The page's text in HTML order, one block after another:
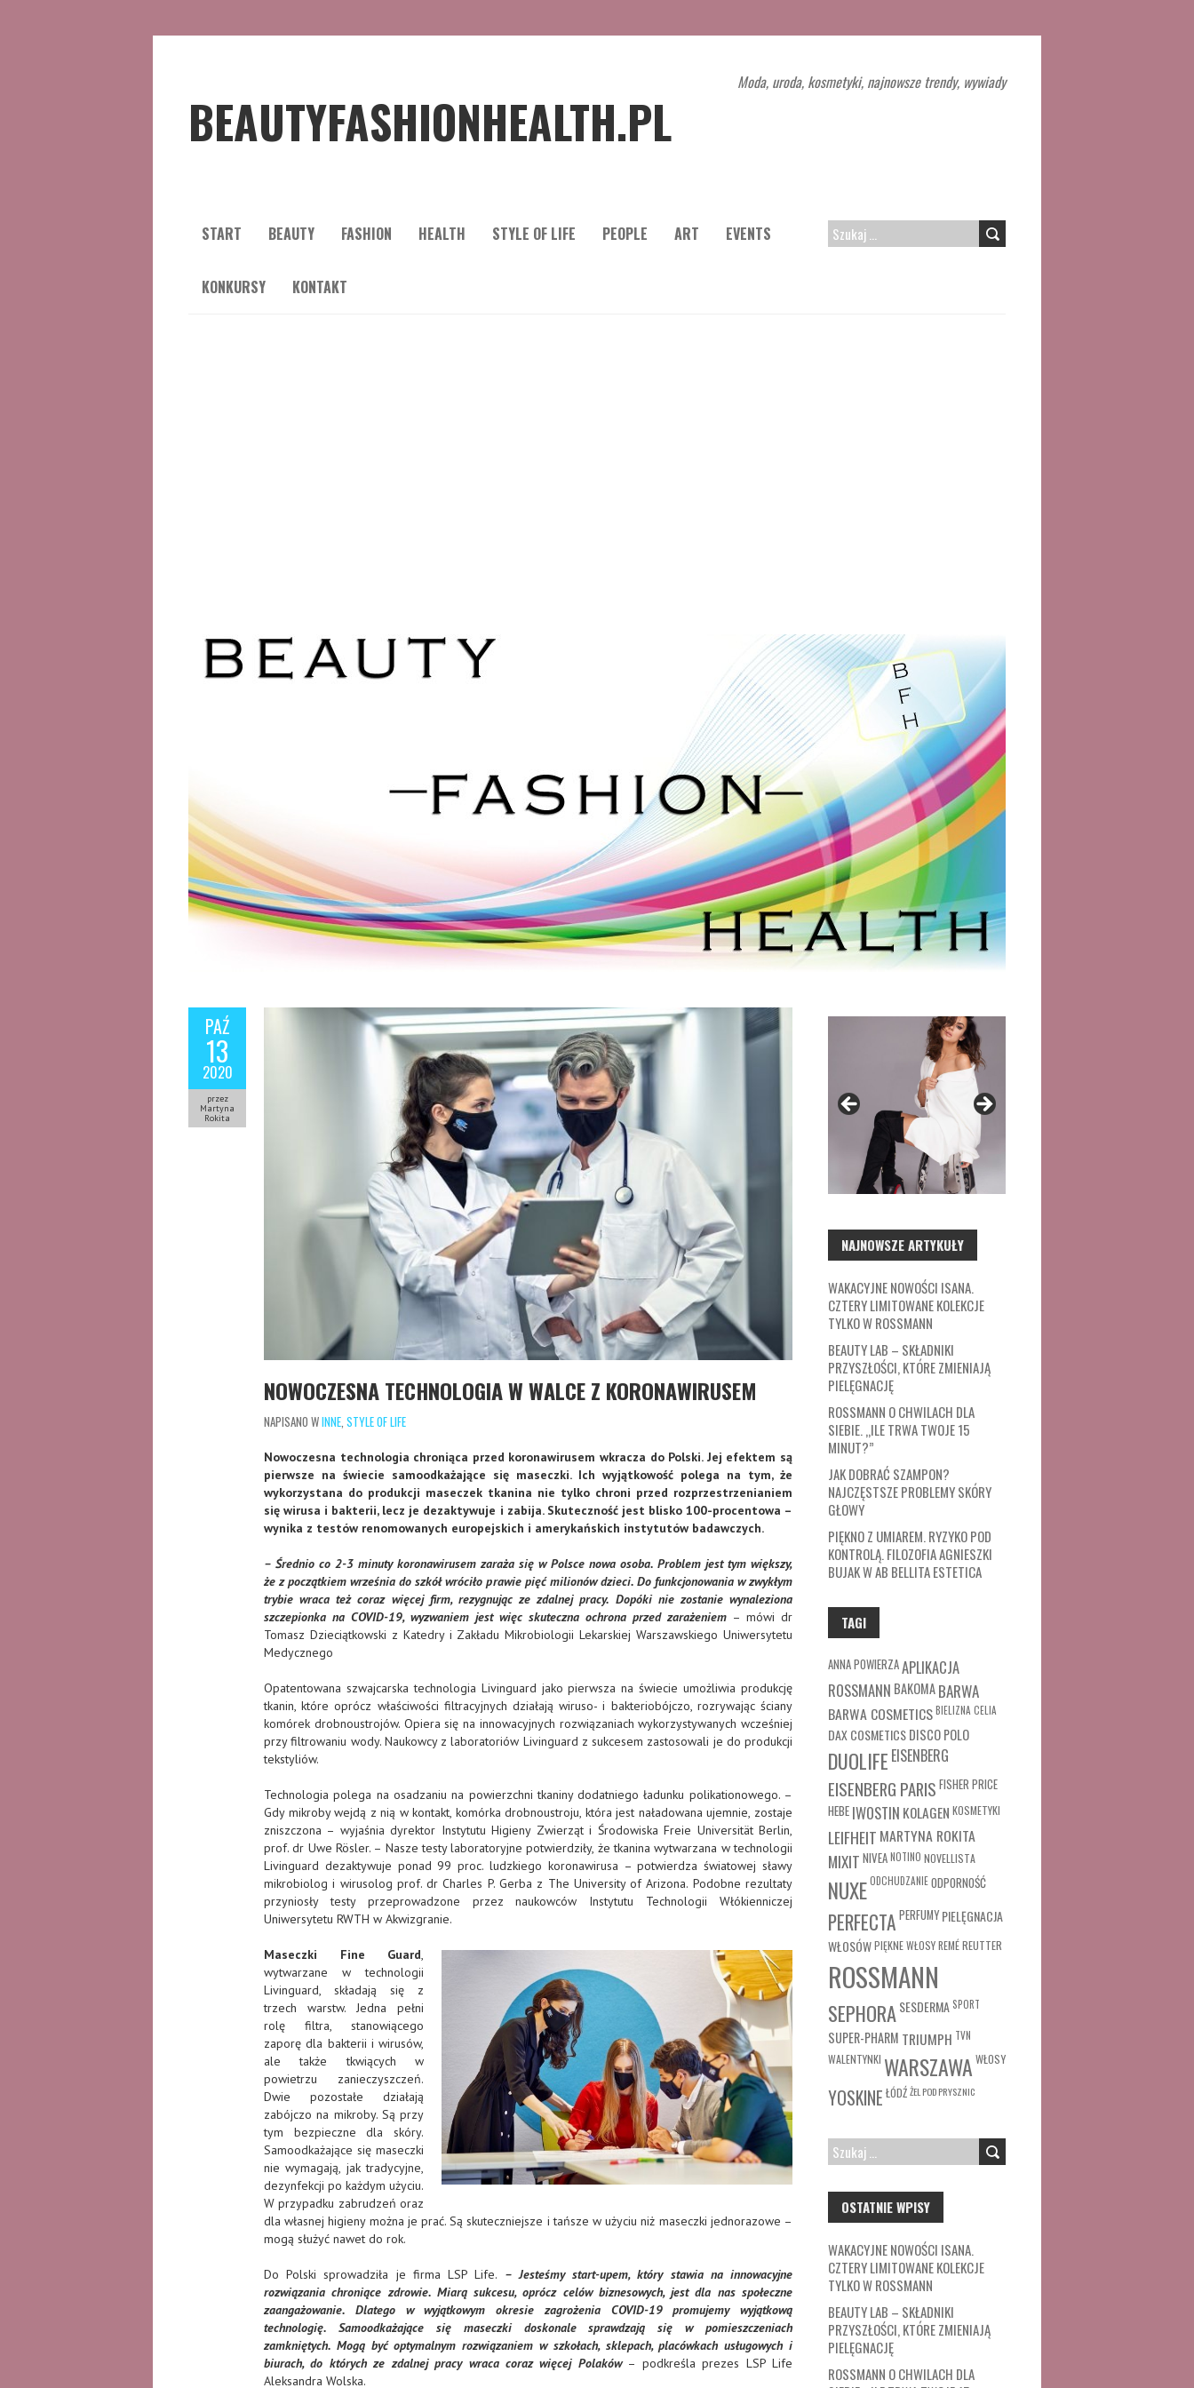
BEAUTYFASHIONHEALTH.PL
Moda, uroda, kosmetyki, najnowsze trendy, wywiady
START BEAUTY FASHION HEALTH STYLE OF LIFE PEOPLE ART EVENTS
KONKURSY KONTAKT
SZUKAJ:
PAŹ
13
2020
przez
Martyna
Rokita
NOWOCZESNA TECHNOLOGIA W WALCE Z KORONAWIRUSEM
NAPISANO WINNE STYLE OF LIFE
Nowoczesna technologia chroniąca przed koronawirusem wkracza do Polski. Jej efektem są
pierwsze na świecie samoodkażające się maseczki. Ich wyjątkowość polega na tym, że
wykorzystana do produkcji maseczek tkanina nie tylko chroni przed rozprzestrzenianiem
się wirusa i bakterii, lecz je dezaktywuje i zabija. Skuteczność jest blisko 100-procentowa –
wynika z testów renomowanych europejskich i amerykańskich instytutów badawczych.
– Średnio co 2-3 minuty koronawirusem zaraża się w Polsce nowa osoba. Problem jest tym większy,
że z początkiem września do szkół wróciło prawie pięć milionów dzieci. Do funkcjonowania w zwykłym
trybie wraca też coraz więcej firm, rezygnując ze zdalnej pracy. Dopóki nie zostanie wynaleziona
szczepionka na COVID-19, wyzwaniem jest więc skuteczna ochrona przed zarażeniem – mówi dr
Tomasz Dzieciątkowski z Katedry i Zakładu Mikrobiologii Lekarskiej Warszawskiego Uniwersytetu
Medycznego
Opatentowana szwajcarska technologia Livinguard jako pierwsza na świecie umożliwia produkcję
tkanin, które oprócz właściwości filtracyjnych działają wiruso- i bakteriobójczo, rozrywając ściany
komórek drobnoustrojów. Opiera się na innowacyjnych rozwiązaniach wykorzystywanych wcześniej
przy filtrowaniu wody. Naukowcy z laboratoriów Livinguard z sukcesem zastosowali je do produkcji
tekstyliów.
Technologia polega na osadzaniu na powierzchni tkaniny dodatniego ładunku polikationowego. –
Gdy mikroby wejdą z nią w kontakt, komórka drobnoustroju, która jest naładowana ujemnie, zostaje
zniszczona – wyjaśnia dyrektor Instytutu Higieny Zwierząt i Środowiska Freie Universität Berlin,
prof. dr Uwe Rösler. – Nasze testy laboratoryjne potwierdziły, że tkanina wytwarzana w technologii
Livinguard dezaktywuje ponad 99 proc. ludzkiego koronawirusa – potwierdza światowej sławy
mikrobiolog i wirusolog prof. dr Charles P. Gerba z The University of Arizona. Podobne rezultaty
przyniosły testy przeprowadzone przez naukowców Instytutu Technologii Włókienniczej
Uniwersytetu RWTH w Akwizgranie.
Maseczki Fine Guard,
wytwarzane w technologii
Livinguard, składają się z
trzech warstw. Jedna pełni
rolę filtra, stanowiącego
zaporę dla bakterii i wirusów,
ale także tkwiących w
powietrzu zanieczyszczeń.
Dwie pozostałe działają
zabójczo na mikroby. Są przy
tym bezpieczne dla skóry.
Samoodkażające się maseczki
nie wymagają, jak tradycyjne,
dezynfekcji po każdym użyciu.
W przypadku zabrudzeń oraz
dla własnej higieny można je prać. Są skuteczniejsze i tańsze w użyciu niż maseczki jednorazowe –
mogą służyć nawet do rok.
Do Polski sprowadziła je firma LSP Life. – Jesteśmy start-upem, który stawia na innowacyjne
rozwiązania chroniące zdrowie. Miarą sukcesu, oprócz celów biznesowych, jest dla nas społeczne
zaangażowanie. Dlatego w wyjątkowym okresie zagrożenia COVID-19 promujemy wyjątkową
technologię. Samoodkażające się maseczki doskonale sprawdzają się w pomieszczeniach
zamkniętych. Mogą być optymalnym rozwiązaniem w szkołach, sklepach, placówkach usługowych i
biurach, do których ze zdalnej pracy wraca coraz więcej Polaków– podkreśla prezes LSP Life
Aleksandra Wolska.
NAJNOWSZE ARTYKUŁY
WAKACYJNE NOWOŚCI ISANA.
CZTERY LIMITOWANE KOLEKCJE
TYLKO W ROSSMANN
BEAUTY LAB – SKŁADNIKI
PRZYSZŁOŚCI, KTÓRE ZMIENIAJĄ
PIELĘGNACJĘ
ROSSMANN O CHWILACH DLA
SIEBIE. „ILE TRWA TWOJE 15
MINUT?”
JAK DOBRAĆ SZAMPON?
NAJCZĘSTSZE PROBLEMY SKÓRY
GŁOWY
PIĘKNO Z UMIAREM. RYZYKO POD
KONTROLĄ. FILOZOFIA AGNIESZKI
BUJAK W AB BELLITA ESTETICA
TAGI
ANNA POWIERZAAPLIKACJA
ROSSMANN BAKOMABARWA
BARWA COSMETICSBIELIZNA CELIA
DAX COSMETICSDISCO POLO
DUOLIFE EISENBERG
EISENBERG PARIS FISHER PRICE
HEBE IWOSTIN KOLAGEN KOSMETYKI
LEIFHEIT MARTYNA ROKITA
MIXIT NIVEANOTINO NOVELLISTA
NUXEODCHUDZANIEODPORNOŚĆ
PERFECTA PERFUMY PIELĘGNACJA
WŁOSÓWPIĘKNE WŁOSYREMÉREUTTER
ROSSMANN
SEPHORASESDERMA SPORT
SUPER-PHARM TRIUMPH TVN
WALENTYNKI WARSZAWA WŁOSY
YOSKINE ŁÓDŹŻEL POD PRYSZNIC
SZUKAJ:
OSTATNIE WPISY
WAKACYJNE NOWOŚCI ISANA.
CZTERY LIMITOWANE KOLEKCJE
TYLKO W ROSSMANN
BEAUTY LAB – SKŁADNIKI
PRZYSZŁOŚCI, KTÓRE ZMIENIAJĄ
PIELĘGNACJĘ
ROSSMANN O CHWILACH DLA